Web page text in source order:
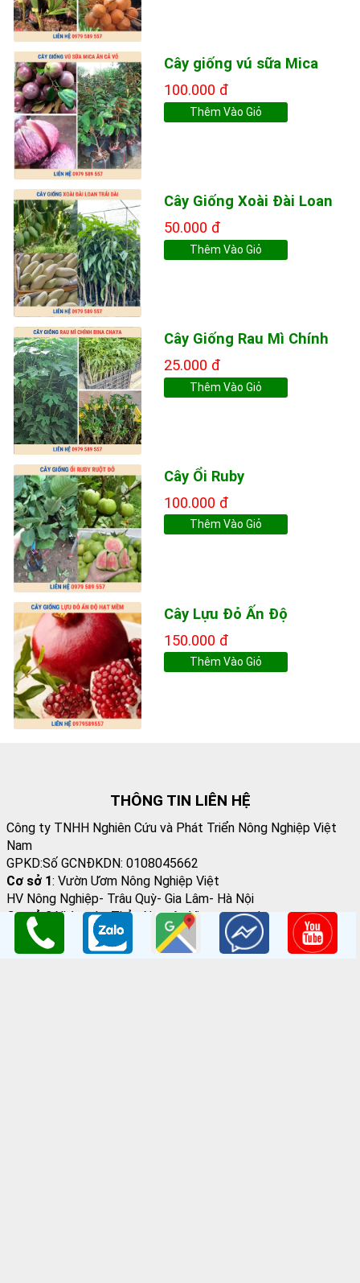
Cây giống vú sữa Mica
100.000 đ
Thêm Vào Giỏ
Cây Giống Xoài Đài Loan
50.000 đ
Thêm Vào Giỏ
Cây Giống Rau Mì Chính
25.000 đ
Thêm Vào Giỏ
Cây Ổi Ruby
100.000 đ
Thêm Vào Giỏ
Cây Lựu Đỏ Ấn Độ
150.000 đ
Thêm Vào Giỏ
THÔNG TIN LIÊN HỆ
Công ty TNHH Nghiên Cứu và Phát Triển Nông Nghiệp Việt
Nam
GPKD:Số GCNĐKDN: 0108045662
Cơ sở 1: Vườn Ươm Nông Nghiệp Việt
HV Nông Nghiệp- Trâu Quỳ- Gia Lâm- Hà Nội
Cơ sở 2:Nhà vườn Thảo Nguyên Vinoceanpark
ĐC: Đường Lý Thánh Tông, Đa Tốn, Gia Lâm, HN
Email: giongcaynongnghiep@gmail.com